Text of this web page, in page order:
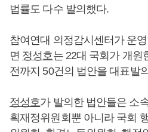
법률도 다수 발의했다.
참여연대 의정감시센터가 운영
면 정성호는 22대 국회가 개원
전까지 50건의 법안을 대표발
정성호가 발의한 법안들은 소
획재정위원회뿐 아니라 국회